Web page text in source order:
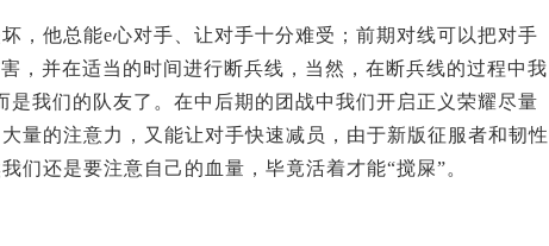
，他总能e心对手、让对手十分难受；前期对线可以把对手
，并在适当的时间进行断兵线，当然，在断兵线的过程中我
我们的队友了。在中后期的团战中我们开启正义荣耀尽量
量的注意力，又能让对手快速减员，由于新版征服者和韧性
们还是要注意自己的血量，毕竟活着才能“搅屎”。